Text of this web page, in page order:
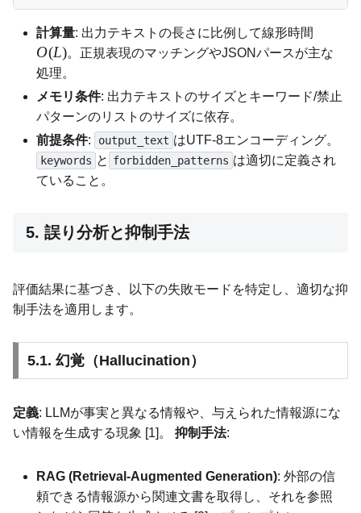
計算量: 出力テキストの長さに比例して線形時間
O(L)。正規表現のマッチングやJSONパースが主な
処理。
メモリ条件: 出力テキストのサイズとキーワード/禁止
パターンのリストのサイズに依存。
前提条件: output_text はUTF-8エンコーディング。
keywords と forbidden_patterns は適切に定義され
ていること。
5. 誤り分析と抑制手法
評価結果に基づき、以下の失敗モードを特定し、適切な抑
制手法を適用します。
5.1. 幻覚（Hallucination）
定義: LLMが事実と異なる情報や、与えられた情報源にな
い情報を生成する現象 [1]。 抑制手法:
RAG (Retrieval-Augmented Generation): 外部の信
頼できる情報源から関連文書を取得し、それを参照